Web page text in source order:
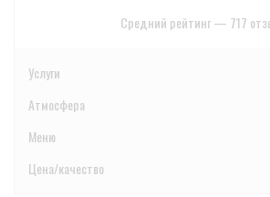
Средний рейтинг — 717
Услуги
Атмосфера
Меню
Цена/качество